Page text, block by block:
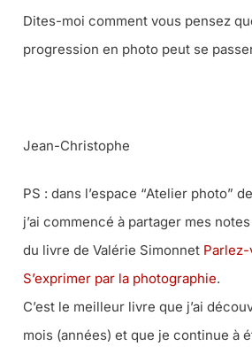
Dites-moi comment vous pensez
progression en photo peut se
Jean-Christophe
PS : dans l’espace “Atelier photo”
j’ai commencé à partager mes
du livre de Valérie Simonnet
S’exprimer par la photographie.
C’est le meilleur livre que j’ai
mois (années) et que je continue à